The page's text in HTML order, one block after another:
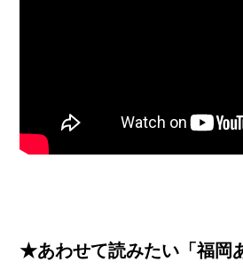
★あわせて読みたい「福岡